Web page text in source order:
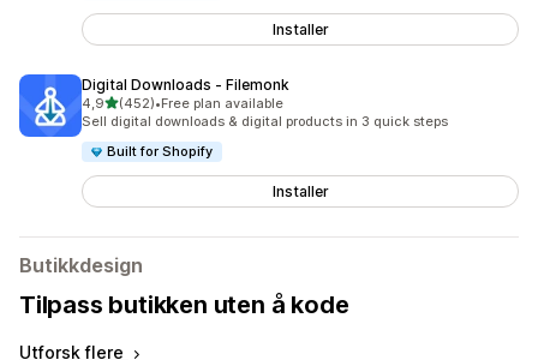
Installer
Digital Downloads ‑ Filemonk
4,9av 5 stjerner
(452)
Totalt 452 omtaler
•Free plan available
Sell digital downloads & digital products in 3 quick steps
Built for Shopify
Installer
Butikkdesign
Tilpass butikken uten å kode
Utforsk flere